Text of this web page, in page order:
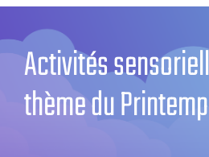
Activités
thème du